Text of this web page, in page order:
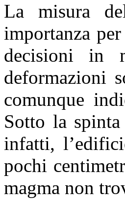
La misura
importanza
decisioni in
deformazioni
comunque
Sotto la
infatti,
pochi
magma non